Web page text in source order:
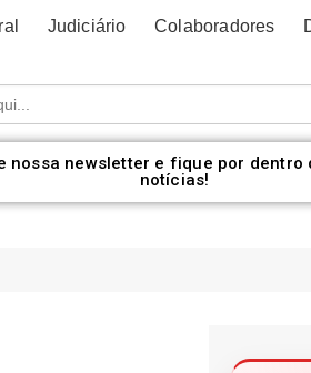
Judiciário Colaboradores
nossa newsletter e fique por dentro
notícias!